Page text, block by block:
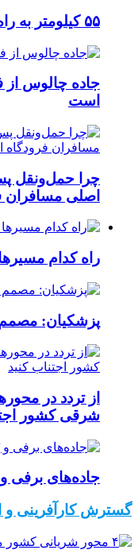
۵۵ کیلومتر به راه‌های لرستان افزوده می‌شود
است
چرا حمل‌ونقل
اصلی مسافران
راه کدام
پزشکیان: مصمم
از تردد در
شرقی کشور
جاده‌های برفی و
گسترش کارآفرینی و